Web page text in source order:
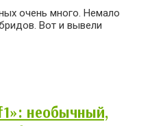
очень много. Немало
Вот и вывели
необычный,